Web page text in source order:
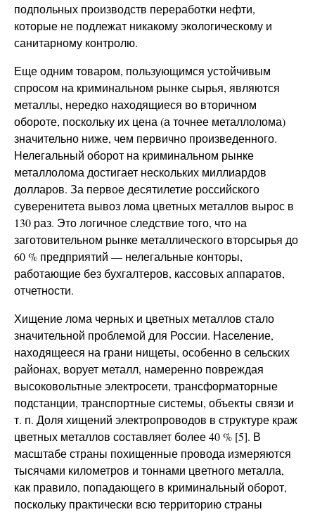
подпольных производств переработки нефти,
которые не подлежат никакому экологическому и
санитарному контролю.
Еще одним товаром, пользующимся устойчивым
спросом на криминальном рынке сырья, являются
металлы, нередко находящиеся во вторичном
обороте, поскольку их цена (а точнее металлолома)
значительно ниже, чем первично произведенного.
Нелегальный оборот на криминальном рынке
металлолома достигает нескольких миллиардов
долларов. За первое десятилетие российского
суверенитета вывоз лома цветных металлов вырос в
130 раз. Это логичное следствие того, что на
заготовительном рынке металлического вторсырья до
60 % предприятий — нелегальные конторы,
работающие без бухгалтеров, кассовых аппаратов,
отчетности.
Хищение лома черных и цветных металлов стало
значительной проблемой для России. Население,
находящееся на грани нищеты, особенно в сельских
районах, ворует металл, намеренно повреждая
высоковольтные электросети, трансформаторные
подстанции, транспортные системы, объекты связи и
т. п. Доля хищений электропроводов в структуре краж
цветных металлов составляет более 40 % [5]. В
масштабе страны похищенные провода измеряются
тысячами километров и тоннами цветного металла,
как правило, попадающего в криминальный оборот,
поскольку практически всю территорию страны